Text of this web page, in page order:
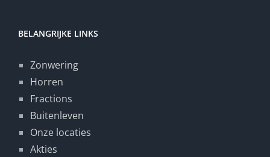
BELANGRIJKE LINKS
Zonwering
Horren
Fractions
Buitenleven
Onze locaties
Akties